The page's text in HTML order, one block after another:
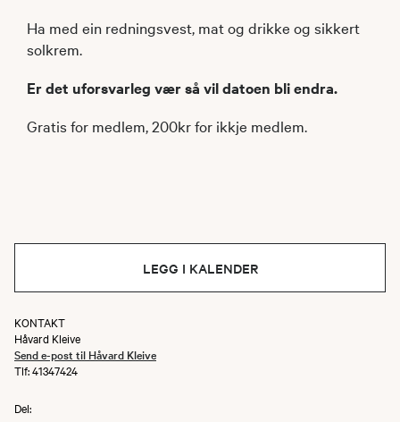
Ha med ein redningsvest, mat og drikke og sikkert
solkrem.
Er det uforsvarleg vær så vil datoen bli endra.
Gratis for medlem, 200kr for ikkje medlem.
LEGG I KALENDER
KONTAKT
Håvard Kleive
Send e-post til Håvard Kleive
Tlf: 41347424
Del: